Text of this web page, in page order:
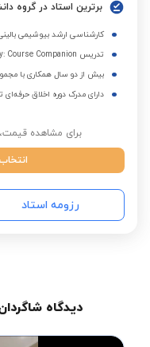
برترین استاد در گروه
کارشناسی ارشد بیوشیمی
تدریس Oxford IB Diploma Program Chemistry: Course Companion
بیش از دو سال همکاری با
دارای مدرک دوره اخلاق
برای مشاهده
رزومه استاد
دیدگاه